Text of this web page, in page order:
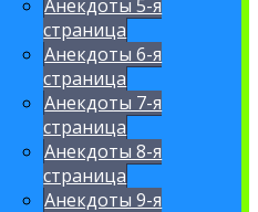
Анекдоты 5-я
страница
Анекдоты 6-я
страница
Анекдоты 7-я
страница
Анекдоты 8-я
страница
Анекдоты 9-я